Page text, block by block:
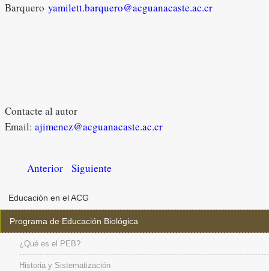
Barquero yamilett.barquero@acguanacaste.ac.cr
Contacte al autor
Email: ajimenez@acguanacaste.ac.cr
Anterior Siguiente
Educación en el ACG
Programa de Educación Biológica
¿Qué es el PEB?
Historia y Sistematización